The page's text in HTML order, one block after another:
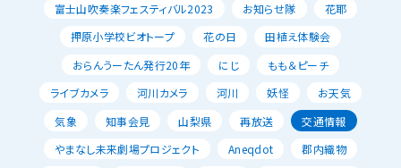
富士山吹奏楽フェスティバル2023
お知らせ隊
花耶
押原小学校ビオトープ
花の日
田植え体験会
おらんうーたん発行20年
にじ
もも＆ピーチ
ライブカメラ
河川カメラ 河川 妖怪
お天気
気象
知事会見 山梨県 再放送
交通情報
やまなし未来劇場プロジェクト
Aneqdot
郡内織物